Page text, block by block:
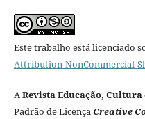
Este trabalho está licenciado
Attribution-NonCommercial-
ARevista Educação, Cultura
Padrão de LicençaCreative